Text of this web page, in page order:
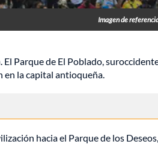
Imagen de
. El Parque de El Poblado,
en la capital antioqueña.
hacia el Parque de los Deseos,